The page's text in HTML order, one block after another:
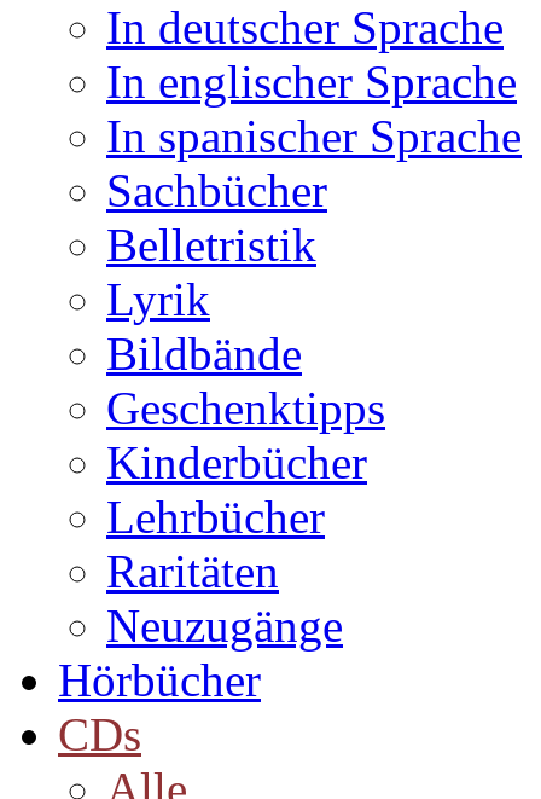
In deutscher Sprache
In englischer Sprache
In spanischer Sprache
Sachbücher
Belletristik
Lyrik
Bildbände
Geschenktipps
Kinderbücher
Lehrbücher
Raritäten
Neuzugänge
Hörbücher
CDs